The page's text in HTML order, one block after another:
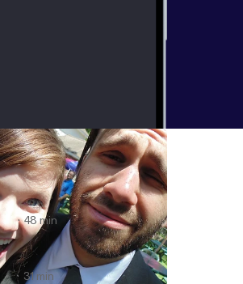
14 Episode 8
48 min
14 Episode 7
31 min